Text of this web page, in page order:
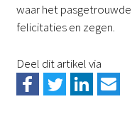
waar het
felicitaties en zegen.
Deel dit artikel via